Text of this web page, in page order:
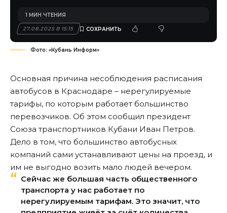
27.08.2025 В 15:15
1 МИН ЧТЕНИЯ
Фото: «Кубань Информ»
Основная причина несоблюдения расписания
автобусов в Краснодаре – нерегулируемые
тарифы, по которым работает большинство
перевозчиков. Об этом сообщил президент
Союза транспортников Кубани Иван Петров.
Дело в том, что большинство автобусных
компаний сами устанавливают цены на проезд, и
им не выгодно возить мало людей вечером.
Сейчас же большая часть общественного
транспорта у нас работает по
нерегулируемым тарифам. Это значит, что